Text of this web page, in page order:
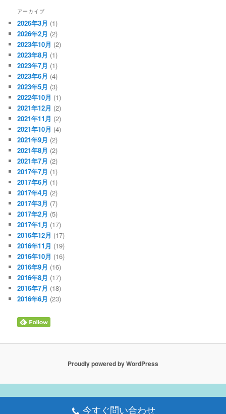
アーカイブ
2026年3月 (1)
2026年2月 (2)
2023年10月 (2)
2023年8月 (1)
2023年7月 (1)
2023年6月 (4)
2023年5月 (3)
2022年10月 (1)
2021年12月 (2)
2021年11月 (2)
2021年10月 (4)
2021年9月 (2)
2021年8月 (2)
2021年7月 (2)
2017年7月 (1)
2017年6月 (1)
2017年4月 (2)
2017年3月 (7)
2017年2月 (5)
2017年1月 (17)
2016年12月 (17)
2016年11月 (19)
2016年10月 (16)
2016年9月 (16)
2016年8月 (17)
2016年7月 (18)
2016年6月 (23)
Proudly powered by WordPress
今すぐ問い合わせ